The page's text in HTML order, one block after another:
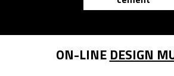
ON-LINE DESIGN